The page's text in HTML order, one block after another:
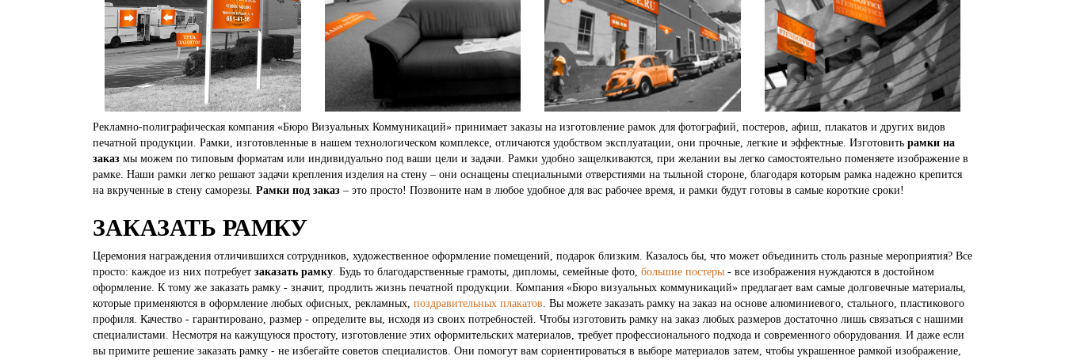
Рекламно-полиграфическая компания «Бюро Визуальных Коммуникаций» принимает заказы на изготовление рамок для фотографий, постеров, афиш, плакатов и других видов
печатной продукции. Рамки, изготовленные в нашем технологическом комплексе, отличаются удобством эксплуатации, они прочные, легкие и эффектные. Изготовить рамки на
заказ мы можем по типовым форматам или индивидуально под ваши цели и задачи. Рамки удобно защелкиваются, при желании вы легко самостоятельно поменяете изображение в
рамке. Наши рамки легко решают задачи крепления изделия на стену – они оснащены специальными отверстиями на тыльной стороне, благодаря которым рамка надежно крепится
на вкрученные в стену саморезы. Рамки под заказ – это просто! Позвоните нам в любое удобное для вас рабочее время, и рамки будут готовы в самые короткие сроки!
ЗАКАЗАТЬ РАМКУ
Церемония награждения отличившихся сотрудников, художественное оформление помещений, подарок близким. Казалось бы, что может объединить столь разные мероприятия? Все
просто: каждое из них потребует заказать рамку. Будь то благодарственные грамоты, дипломы, семейные фото, большие постеры - все изображения нуждаются в достойном
оформление. К тому же заказать рамку - значит, продлить жизнь печатной продукции. Компания «Бюро визуальных коммуникаций» предлагает вам самые долговечные материалы,
которые применяются в оформление любых офисных, рекламных, поздравительных плакатов. Вы можете заказать рамку на заказ на основе алюминиевого, стального, пластикового
профиля. Качество - гарантировано, размер - определите вы, исходя из своих потребностей. Чтобы изготовить рамку на заказ любых размеров достаточно лишь связаться с нашими
специалистами. Несмотря на кажущуюся простоту, изготовление этих оформительских материалов, требует профессионального подхода и современного оборудования. И даже если
вы примите решение заказать рамку - не избегайте советов специалистов. Они помогут вам сориентироваться в выборе материалов затем, чтобы украшенное рамкой изображение,